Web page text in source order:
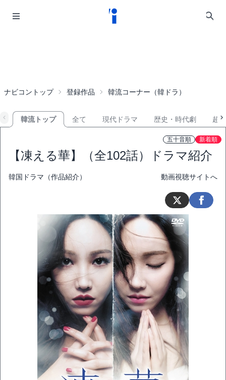
ナビコントップ 登録作品 韓流コーナー（韓ドラ）
韓流トップ 全て 現代ドラマ 歴史・時代劇 超
五十音順 新着順
【凍える華】（全102話）ドラマ紹介
韓国ドラマ（作品紹介） 動画視聴サイトへ